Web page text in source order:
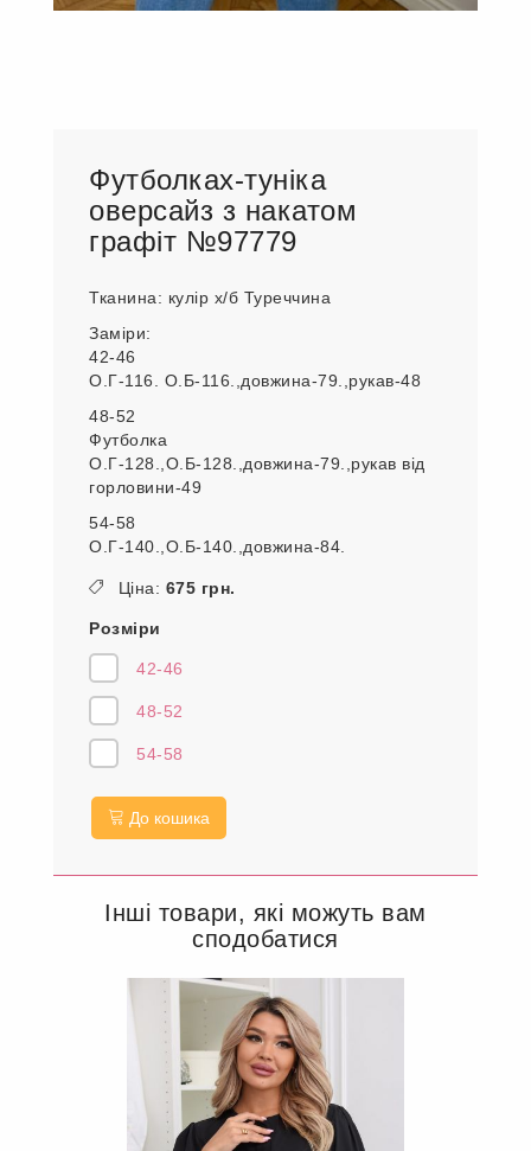
Футболках-туніка
оверсайз з накатом
графіт №97779
Тканина: кулір х/б Туреччина
Заміри:
42-46
О.Г-116. О.Б-116.,довжина-79.,рукав-48
48-52
Футболка
О.Г-128.,О.Б-128.,довжина-79.,рукав від
горловини-49
54-58
О.Г-140.,О.Б-140.,довжина-84.
Ціна: 675 грн.
Розміри
42-46
48-52
54-58
До кошика
Інші товари, які можуть вам
сподобатися